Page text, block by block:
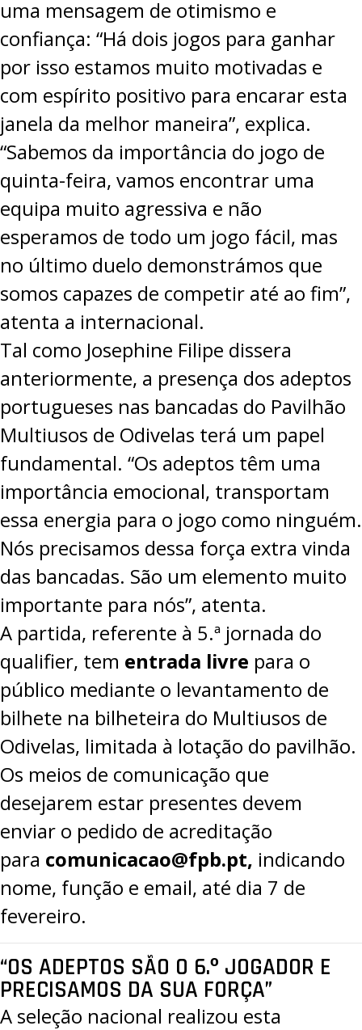
uma mensagem de otimismo e
confiança: “Há dois jogos para ganhar
por isso estamos muito motivadas e
com espírito positivo para encarar esta
janela da melhor maneira”, explica.
“Sabemos da importância do jogo de
quinta-feira, vamos encontrar uma
equipa muito agressiva e não
esperamos de todo um jogo fácil, mas
no último duelo demonstrámos que
somos capazes de competir até ao fim”,
atenta a internacional.
Tal como Josephine Filipe dissera
anteriormente, a presença dos adeptos
portugueses nas bancadas do Pavilhão
Multiusos de Odivelas terá um papel
fundamental. “Os adeptos têm uma
importância emocional, transportam
essa energia para o jogo como ninguém.
Nós precisamos dessa força extra vinda
das bancadas. São um elemento muito
importante para nós”, atenta.
A partida, referente à 5.ª jornada do
qualifier, tem entrada livre para o
público mediante o levantamento de
bilhete na bilheteira do Multiusos de
Odivelas, limitada à lotação do pavilhão.
Os meios de comunicação que
desejarem estar presentes devem
enviar o pedido de acreditação
para comunicacao@fpb.pt, indicando
nome, função e email, até dia 7 de
fevereiro.
“OS ADEPTOS SÃO O 6.º JOGADOR E
PRECISAMOS DA SUA FORÇA”
A seleção nacional realizou esta